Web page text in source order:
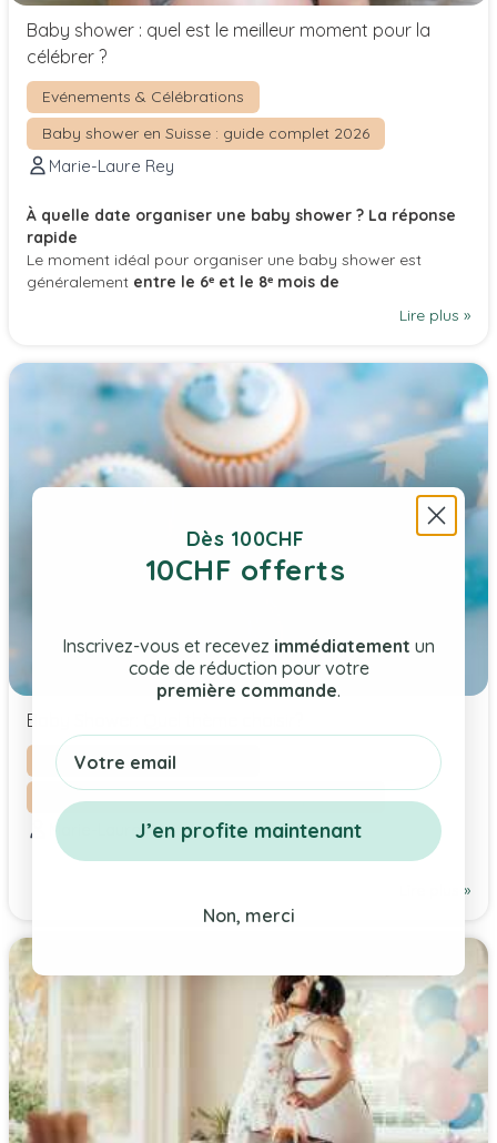
Baby shower : quel est le meilleur moment pour la
célébrer ?
Evénements & Célébrations
Baby shower en Suisse : guide complet 2026
Marie-Laure Rey
À quelle date organiser une baby shower ? La réponse
rapide
Le moment idéal pour organiser une baby shower est
généralement entre le 6ᵉ et le 8ᵉ mois de
Lire plus »
Baby Shower: Quel thème choisir?
Evénements & Célébrations
Baby shower en Suisse : guide complet 2026
Marie-Laure Rey
Lire plus »
Dès 100CHF
10CHF offerts
Inscrivez-vous et recevez immédiatement un
code de réduction pour votre
première commande.
Email
J’en profite maintenant
Non, merci